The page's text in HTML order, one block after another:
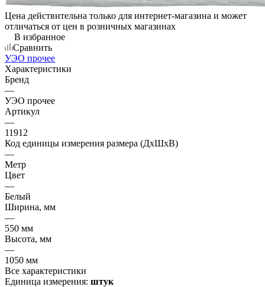
Цена действительна только для интернет-магазина и может
отличаться от цен в розничных магазинах
В избранное
Сравнить
УЭО прочее
Характеристики
Бренд
—
УЭО прочее
Артикул
—
11912
Код единицы измерения размера (ДхШхВ)
—
Метр
Цвет
—
Белый
Ширина, мм
—
550 мм
Высота, мм
—
1050 мм
Все характеристики
Единица измерения: штук